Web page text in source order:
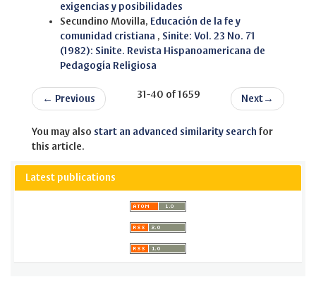
exigencias y posibilidades
Secundino Movilla, Educación de la fe y
comunidad cristiana , Sinite: Vol. 23 No. 71
(1982): Sinite. Revista Hispanoamericana de
Pedagogía Religiosa
← Previous 31-40 of 1659 Next →
You may also start an advanced similarity search for
this article.
Latest publications